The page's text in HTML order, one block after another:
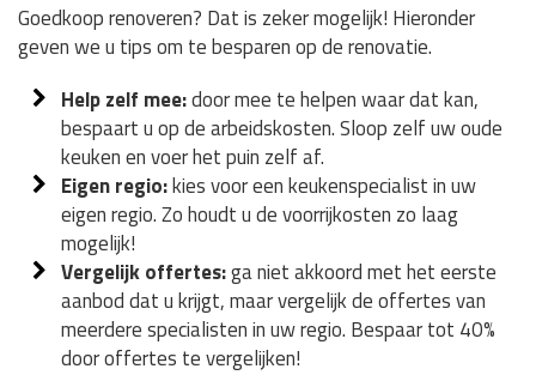
Goedkoop renoveren? Dat is zeker mogelijk! Hieronder
geven we u tips om te besparen op de renovatie.
Help zelf mee:door mee te helpen waar dat kan,
bespaart u op de arbeidskosten. Sloop zelf uw oude
keuken en voer het puin zelf af.
Eigen regio:kies voor een keukenspecialist in uw
eigen regio. Zo houdt u de voorrijkosten zo laag
mogelijk!
Vergelijk offertes:ga niet akkoord met het eerste
aanbod dat u krijgt, maar vergelijk de offertes van
meerdere specialisten in uw regio. Bespaar tot 40%
door offertes te vergelijken!